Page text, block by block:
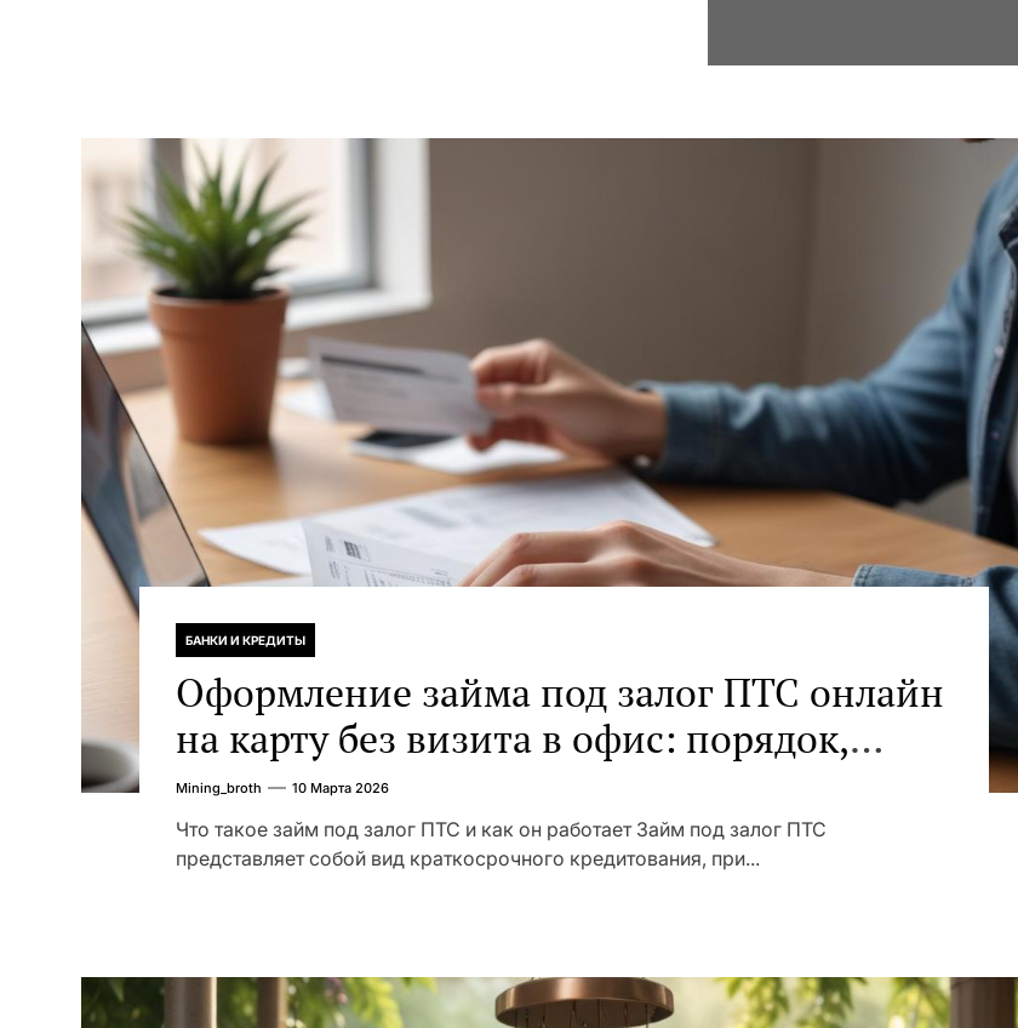
карты или […]
сочетание исторической
подробном руководстве мы
рассмотрим преимущества
инвестирования в российские
золотые монеты, поймем их
историческое и культурное
практические советы по
созданию ценной коллекции.
Понимание русских […]
БАНКИ И КРЕДИТЫ
Оформление займа под залог ПТС онлайн
на карту без визита в офис: порядок,
требования и документы
Mining_broth 10 Марта 2026
Что такое займ под залог ПТС и как он работает Займ под залог ПТС
представляет собой вид краткосрочного кредитования, при...